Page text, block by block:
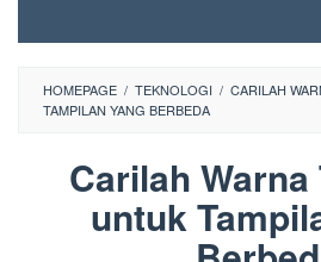
HOMEPAGE / TEKNOLOGI / CARILAH
TAMPILAN YANG BERBEDA
Carilah
untuk